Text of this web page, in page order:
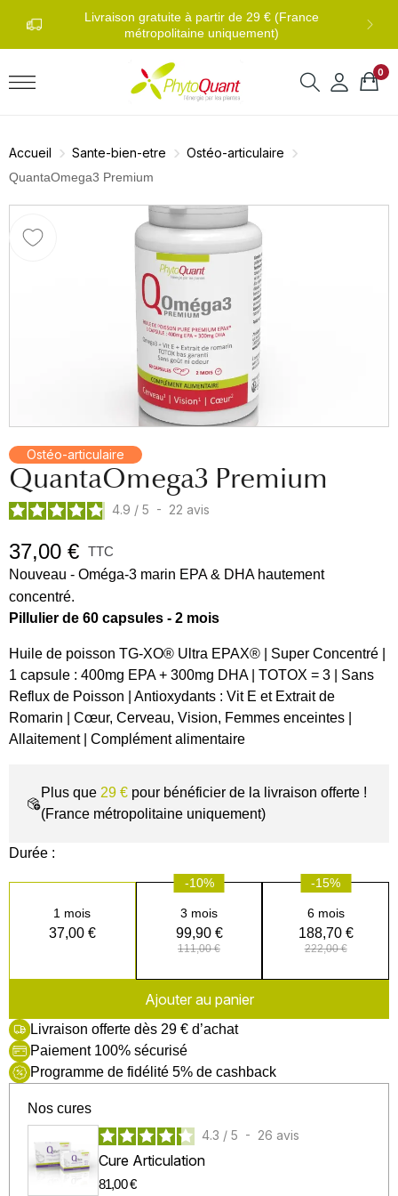
Livraison gratuite à partir de 29 € (France
métropolitaine uniquement)
0
Accueil Sante-bien-etre Ostéo-articulaire
QuantaOmega3 Premium
Ostéo-articulaire
QuantaOmega3 Premium
4.9 / 5 - 22 avis
37,00 € TTC
Nouveau - Oméga-3 marin EPA & DHA hautement
concentré.
Pillulier de 60 capsules - 2 mois
Huile de poisson TG-XO® Ultra EPAX® | Super Concentré |
1 capsule : 400mg EPA + 300mg DHA | TOTOX = 3 | Sans
Reflux de Poisson | Antioxydants : Vit E et Extrait de
Romarin | Cœur, Cerveau, Vision, Femmes enceintes |
Allaitement | Complément alimentaire
Plus que 29 € pour bénéficier de la livraison offerte !
(France métropolitaine uniquement)
Durée :
1 mois
37,00 €
3 mois
99,90 €
111,00 €
-10%
6 mois
188,70 €
222,00 €
-15%
Ajouter au panier
Livraison offerte dès 29 € d’achat
Paiement 100% sécurisé
Programme de fidélité 5% de cashback
Nos cures
4.3 / 5 - 26 avis
Cure Articulation
81,00 €